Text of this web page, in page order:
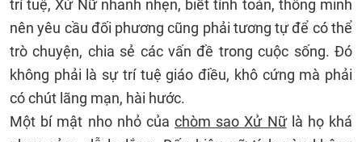
trí tuệ, Xử Nữ nhanh nhẹn, biết tính toán, thông minh
nên yêu cầu đối phương cũng phải tương tự để có thể
trò chuyện, chia sẻ các vấn đề trong cuộc sống. Đó
không phải là sự trí tuệ giáo điều, khô cứng mà phải
có chút lãng mạn, hài hước.
Một bí mật nho nhỏ củachòm sao Xử Nữlà họ khá